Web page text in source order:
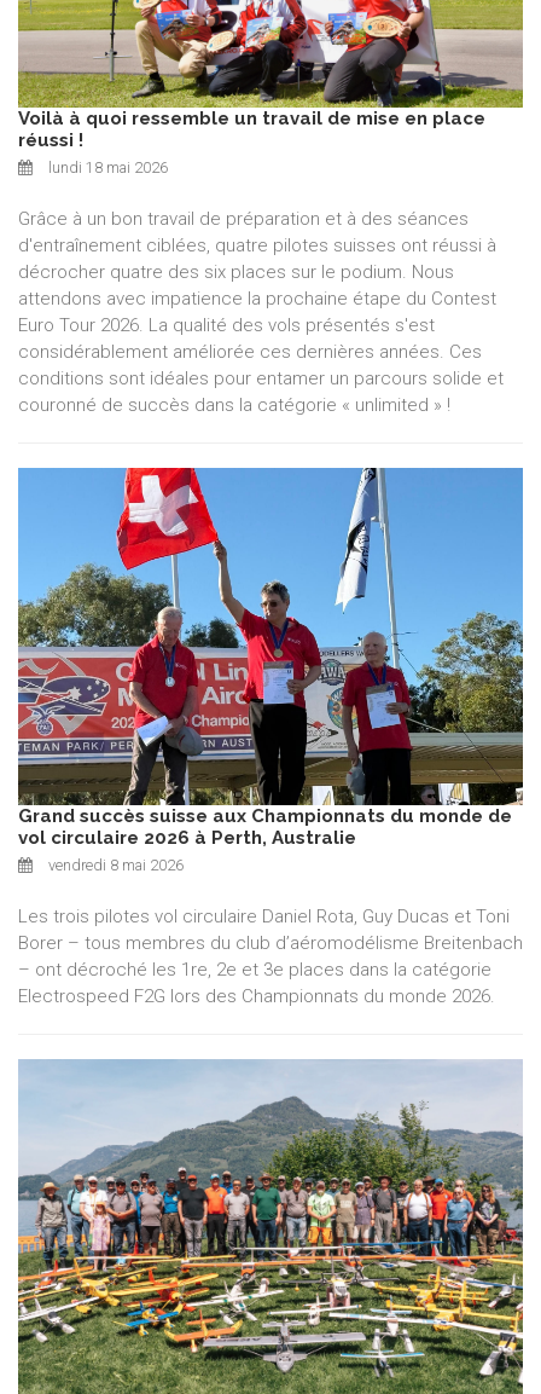
Voilà à quoi ressemble un travail de mise en place
réussi !
lundi 18 mai 2026
Grâce à un bon travail de préparation et à des séances
d'entraînement ciblées, quatre pilotes suisses ont réussi à
décrocher quatre des six places sur le podium. Nous
attendons avec impatience la prochaine étape du Contest
Euro Tour 2026. La qualité des vols présentés s'est
considérablement améliorée ces dernières années. Ces
conditions sont idéales pour entamer un parcours solide et
couronné de succès dans la catégorie « unlimited » !
Grand succès suisse aux Championnats du monde de
vol circulaire 2026 à Perth, Australie
vendredi 8 mai 2026
Les trois pilotes vol circulaire Daniel Rota, Guy Ducas et Toni
Borer – tous membres du club d’aéromodélisme Breitenbach
– ont décroché les 1re, 2e et 3e places dans la catégorie
Electrospeed F2G lors des Championnats du monde 2026.